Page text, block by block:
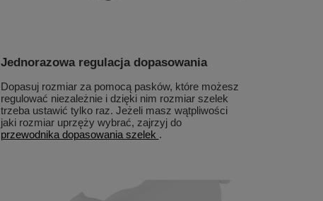
Jednorazowa regulacja dopasowania
Dopasuj rozmiar za pomocą pasków, które możesz
regulować niezależnie i dzięki nim rozmiar szelek
trzeba ustawić tylko raz. Jeżeli masz wątpliwości
jaki rozmiar uprzęży wybrać, zajrzyj do
przewodnika dopasowania szelek .